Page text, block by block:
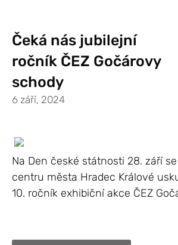
Čeká nás jubilejní
ročník ČEZ Gočárovy
schody
6 září, 2024
Na Den české státnosti 28. září
centru města Hradec Králové
10. ročník exhibiční akce ČEZ